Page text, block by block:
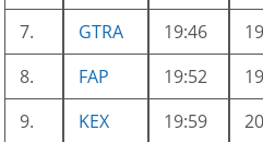
7.
GTRA 19:46
8.
FAP 19:52
9.
KEX 19:59